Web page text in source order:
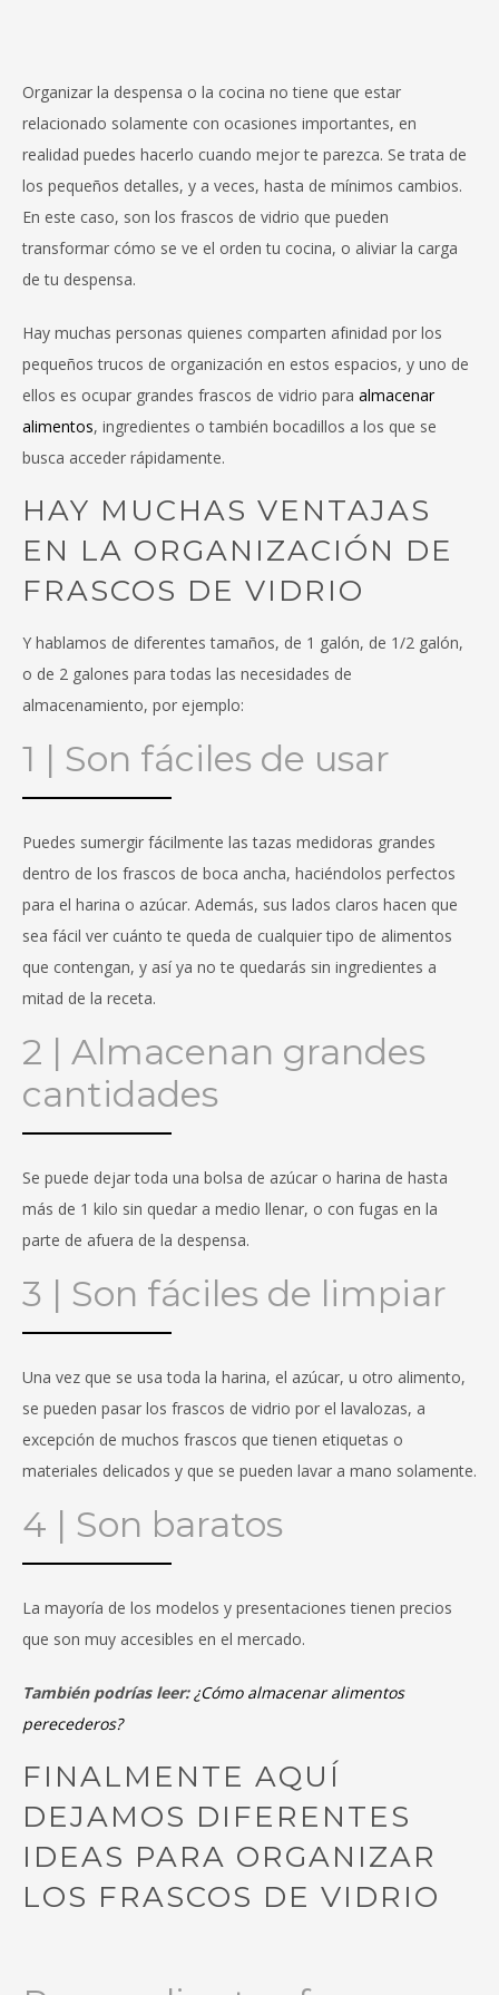
Organizar la despensa o la cocina no tiene que estar
relacionado solamente con ocasiones importantes, en
realidad puedes hacerlo cuando mejor te parezca. Se trata de
los pequeños detalles, y a veces, hasta de mínimos cambios.
En este caso, son los frascos de vidrio que pueden
transformar cómo se ve el orden tu cocina, o aliviar la carga
de tu despensa.
Hay muchas personas quienes comparten afinidad por los
pequeños trucos de organización en estos espacios, y uno de
ellos es ocupar grandes frascos de vidrio para almacenar
alimentos, ingredientes o también bocadillos a los que se
busca acceder rápidamente.
HAY MUCHAS VENTAJAS
EN LA ORGANIZACIÓN DE
FRASCOS DE VIDRIO
Y hablamos de diferentes tamaños, de 1 galón, de 1/2 galón,
o de 2 galones para todas las necesidades de
almacenamiento, por ejemplo:
1 | Son fáciles de usar
Puedes sumergir fácilmente las tazas medidoras grandes
dentro de los frascos de boca ancha, haciéndolos perfectos
para el harina o azúcar. Además, sus lados claros hacen que
sea fácil ver cuánto te queda de cualquier tipo de alimentos
que contengan, y así ya no te quedarás sin ingredientes a
mitad de la receta.
2 | Almacenan grandes
cantidades
Se puede dejar toda una bolsa de azúcar o harina de hasta
más de 1 kilo sin quedar a medio llenar, o con fugas en la
parte de afuera de la despensa.
3 | Son fáciles de limpiar
Una vez que se usa toda la harina, el azúcar, u otro alimento,
se pueden pasar los frascos de vidrio por el lavalozas, a
excepción de muchos frascos que tienen etiquetas o
materiales delicados y que se pueden lavar a mano solamente.
4 | Son baratos
La mayoría de los modelos y presentaciones tienen precios
que son muy accesibles en el mercado.
También podrías leer:¿Cómo almacenar alimentos
perecederos?
FINALMENTE AQUÍ
DEJAMOS DIFERENTES
IDEAS PARA ORGANIZAR
LOS FRASCOS DE VIDRIO